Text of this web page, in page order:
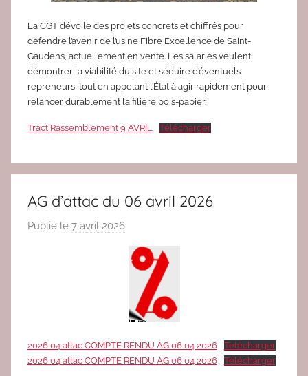
La CGT dévoile des projets concrets et chiffrés pour
défendre l’avenir de l’usine Fibre Excellence de Saint-
Gaudens, actuellement en vente. Les salariés veulent
démontrer la viabilité du site et séduire d’éventuels
repreneurs, tout en appelant l’État à agir rapidement pour
relancer durablement la filière bois-papier.
Tract Rassemblement 9 AVRIL Télécharger
AG d’attac du 06 avril 2026
Publié le 7 avril 2026
d
c
2
2026 04 attac COMPTE RENDU AG 06 04 2026
Télécharger
2026 04 attac COMPTE RENDU AG 06 04 2026
Télécharger